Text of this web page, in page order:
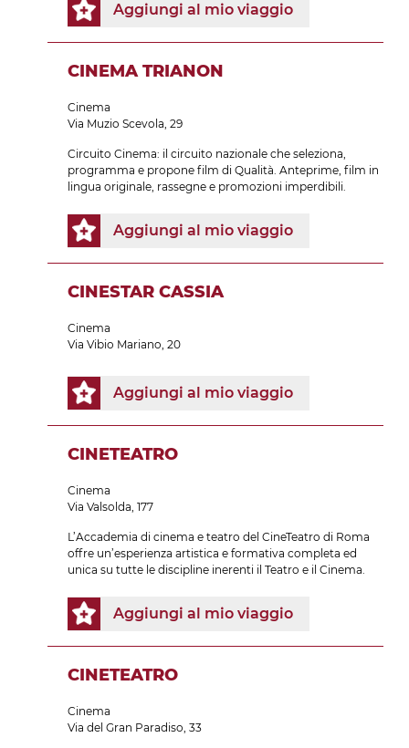
Aggiungi al mio viaggio
CINEMA TRIANON
Cinema
Via Muzio Scevola, 29
Circuito Cinema: il circuito nazionale che seleziona,
programma e propone film di Qualità. Anteprime, film in
lingua originale, rassegne e promozioni imperdibili.
Aggiungi al mio viaggio
CINESTAR CASSIA
Cinema
Via Vibio Mariano, 20
Aggiungi al mio viaggio
CINETEATRO
Cinema
Via Valsolda, 177
L’Accademia di cinema e teatro del CineTeatro di Roma
offre un’esperienza artistica e formativa completa ed
unica su tutte le discipline inerenti il Teatro e il Cinema.
Aggiungi al mio viaggio
CINETEATRO
Cinema
Via del Gran Paradiso, 33